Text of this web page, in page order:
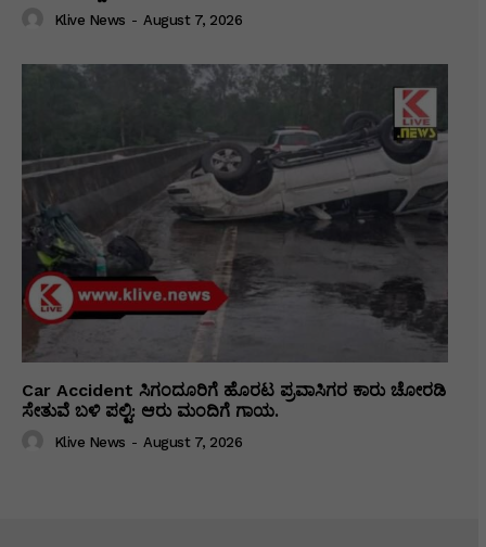
Klive News - August 7, 2026
Car Accident ಸಿಗಂದೂರಿಗೆ ಹೊರಟ ಪ್ರವಾಸಿಗರ ಕಾರು ಚೋರಡಿ
ಸೇತುವೆ ಬಳಿ ಪಲ್ಟಿ: ಆರು ಮಂದಿಗೆ ಗಾಯ.
Klive News - August 7, 2026